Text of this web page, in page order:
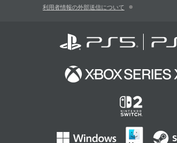
利用者情報の外部送信について